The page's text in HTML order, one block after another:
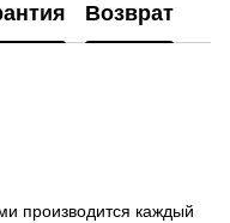
Возврат
производится каждый